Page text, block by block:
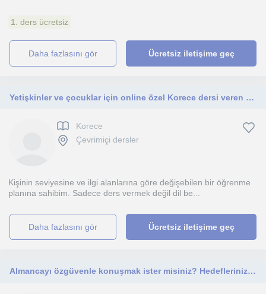
1. ders ücretsiz
daha fazlasını gör Ücretsiz iletişime geç
Yetişkinler ve çocuklar için online özel Korece dersi veren deneyimli Korece öğretmeni.
Korece
Çevrimiçi dersler
Kişinin seviyesine ve ilgi alanlarına göre değişebilen bir öğrenme
planına sahibim. Sadece ders vermek değil dil be...
daha fazlasını gör Ücretsiz iletişime geç
Almancayı özgüvenle konuşmak ister misiniz? Hedeflerinize uygun, kişiye özel online dersler sunuyorum.